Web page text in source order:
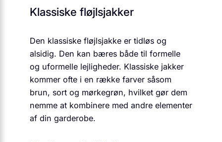
Klassiske fløjlsjakker
Den klassiske fløjlsjakke er tidløs og
alsidig. Den kan bæres både til formelle
og uformelle lejligheder. Klassiske jakker
kommer ofte i en række farver såsom
brun, sort og mørkegrøn, hvilket gør dem
nemme at kombinere med andre elementer
af din garderobe.